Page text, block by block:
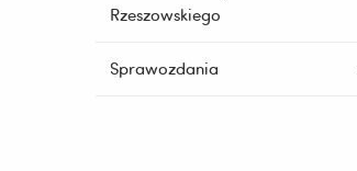
Rzeszowskiego
Sprawozdania